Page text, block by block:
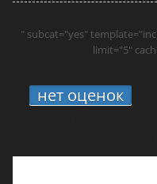
" subcat="yes"
limit="5"
нет оценок